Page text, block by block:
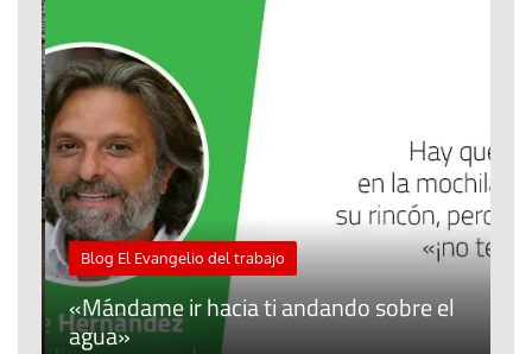
Blog El Evangelio del trabajo
«Mándame ir hacia ti andando sobre el
agua»